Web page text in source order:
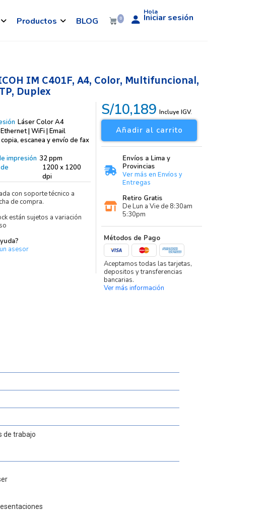
Productos BLOG 0
Hola
Iniciar sesión
IM C401F, A4, Color, Multifuncional,
Duplex
Láser Color A4
| WiFi | Email
escanea y envío de fax
impresión 32 ppm
1200 x 1200
dpi
con soporte técnico a
de compra.
están sujetos a variación
asesor
S/10,189 Incluye IGV.
Añadir al carrito
Envíos a Lima y
Provincias
Ver más en Envíos y
Entregas
Retiro Gratis
De Lun a Vie de 8:30am
5:30pm
Métodos de Pago
Aceptamos todas las tarjetas,
depositos y transferencias
bancarias.
Ver más información
de trabajo